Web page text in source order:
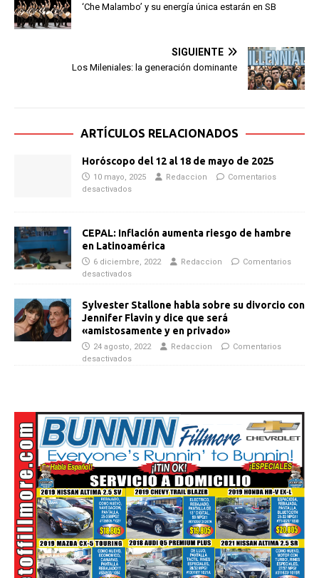
‘Che Malambo’ y su energía única estarán en SB
SIGUIENTE
Los Mileniales: la generación dominante
ARTÍCULOS RELACIONADOS
Horóscopo del 12 al 18 de mayo de 2025
10 mayo, 2025 Redaccion
Comentarios
desactivados
CEPAL: Inflación aumenta riesgo de hambre
en Latinoamérica
6 diciembre, 2022 Redaccion
Comentarios
desactivados
Sylvester Stallone habla sobre su divorcio con
Jennifer Flavin y dice que será
«amistosamente y en privado»
24 agosto, 2022 Redaccion
Comentarios
desactivados